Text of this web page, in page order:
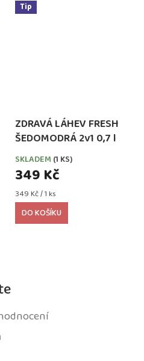
Tip
ZDRAVÁ LÁHEV FRESH
ŠEDOMODRÁ 2v1 0,7 l
SKLADEM (1 KS)
349 Kč
Měrná
cena:
349 Kč / 1 ks
DO KOŠÍKU
je 5 z 5 hvězdiček.